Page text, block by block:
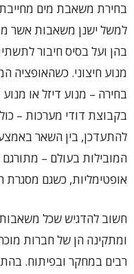
בחירת משאבת מים
למשל ישנן משאבות אשר
בהן ועל בסיס חיבור
מנוע חיצוני. כשהאופציה
בחירה – מנוע דיזל או
בקבוצת דודי מערכות –
להתעדכן, בין השאר
המובילות בעולם –
אופטימליות, כשגם
חשוב להדגיש שכל
ומתקינה הן של חברות
רבים במחקר ובפיתוח.